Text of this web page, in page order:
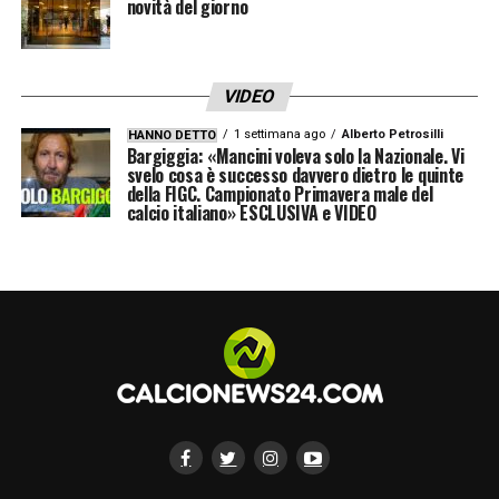
novità del giorno
VIDEO
HANNO DETTO 1 settimana ago Alberto Petrosilli
Bargiggia: «Mancini voleva solo la Nazionale. Vi
svelo cosa è successo davvero dietro le quinte
della FIGC. Campionato Primavera male del
calcio italiano» ESCLUSIVA e VIDEO